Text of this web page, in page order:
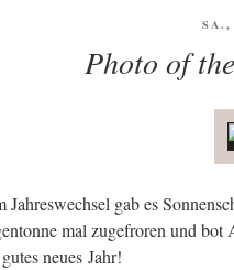
SA.,
Photo of
Jah­res­wech­sel gab es
mal zuge­fro­ren und
neu­es Jahr!